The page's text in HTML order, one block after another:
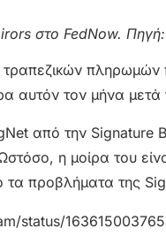
στο FedNow.
πληρωμών
αυτόν τον μήνα
από την Signature
η μοίρα του
τα προβλήματα της
status/